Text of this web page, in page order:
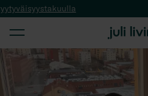
Lähetä hakemus -